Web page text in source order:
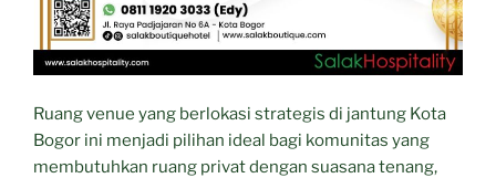
Ruang venue yang berlokasi strategis di jantung Kota
Bogor ini menjadi pilihan ideal bagi komunitas yang
membutuhkan ruang privat dengan suasana tenang,